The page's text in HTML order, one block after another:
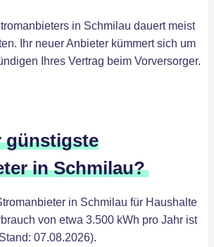
in Schmilau dauert meist
Ihr neuer Anbieter kümmert sich um
Ihres Vertrag beim Vorversorger.
günstigste
in Schmilau?
in Schmilau für Haushalte
von etwa 3.500 kWh pro Jahr ist
07.08.2026).